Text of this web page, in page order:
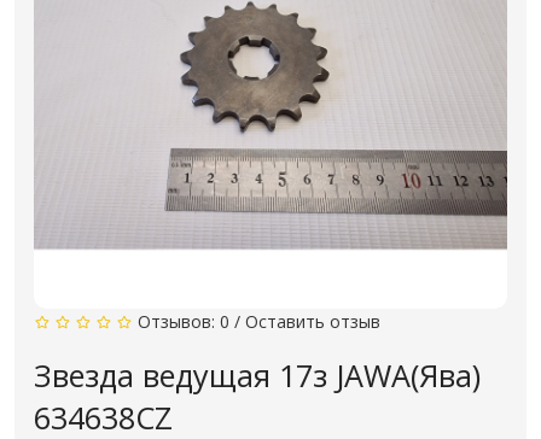
Отзывов: 0 / Оставить отзыв
Звезда ведущая 17з JAWA(Ява)
634638CZ